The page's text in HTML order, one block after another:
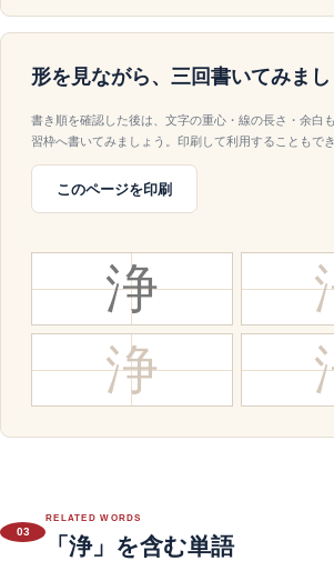
形を見ながら、三回書いてみまし
書き順を確認した後は、文字の重心・線の長さ・余白
習枠へ書いてみましょう。印刷して利用することもでき
このページを印刷
浄
浄
03
RELATED WORDS
「浄」を含む単語